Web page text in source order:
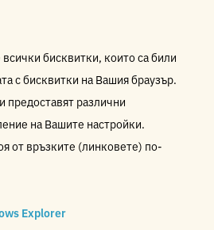
бисквитки, които са били
с бисквитки на Вашия браузър.
предоставят различни
на Вашите настройки.
от връзките (линковете) по-
Explorer